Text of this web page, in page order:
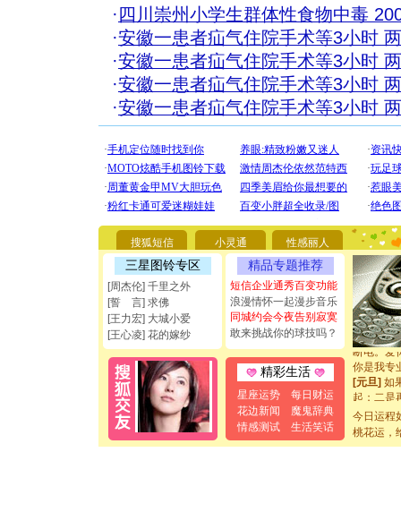
· 四川崇州小学生群体性食物中毒
·安徽一患者疝气住院手术等3小时
·安徽一患者疝气住院手术等3小时
·安徽一患者疝气住院手术等3小时
·安徽一患者疝气住院手术等3小时
搜狐短信 小灵通 性感丽人
三星图铃专区
[周杰伦] 千里之外
[誓 言] 求佛
[王力宏] 大城小爱
[王心凌] 花的嫁纱
精品专题推荐
短信企业通秀百变功能
浪漫情怀一起漫步音乐
同城约会今夜告别寂寞
敢来挑战你的球技吗？
精彩生活
星座运势
每日财运
花边新闻
魔鬼辞典
情感测试
生活笑话
[圣诞节]
你太多，
要平安
[圣诞节]
能正大光
都要快乐
[圣诞节]
如意,快
[元旦]看
断电。爱
你是我专
[元旦]如
起；二是
[元旦]当
泣，这痛
今日运程
桃花运，